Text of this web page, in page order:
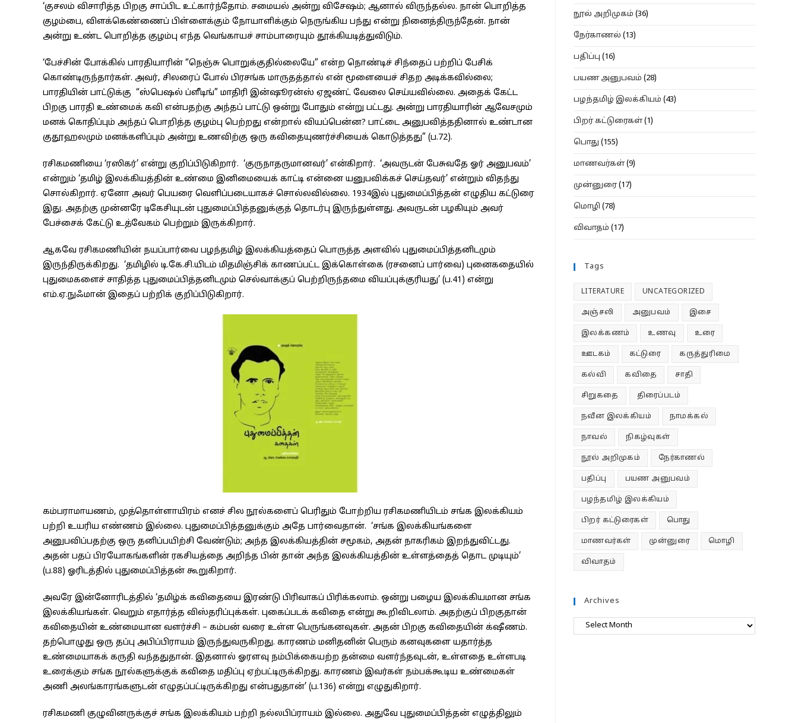
‘குசலம் விசாரித்த பிறகு சாப்பிட உட்கார்ந்தோம். சமையல் அன்று விசேஷம்; ஆனால் விருந்தல்ல. நான் பொறித்த
குழம்பை, விளக்கெண்ணைப் பிள்ளைக்கும் நோயாளிக்கும் நெருங்கிய பந்து என்று நினைத்திருந்தேன். நான்
அன்று உண்ட பொறித்த குழம்பு எந்த வெங்காயச் சாம்பாரையும் தூக்கியடித்துவிடும்.
‘பேச்சின் போக்கில் பாரதியாரின் “நெஞ்சு பொறுக்குதில்லையே” என்ற நொண்டிச் சிந்தைப் பற்றிப் பேசிக்
கொண்டிருந்தார்கள். அவர், சிலரைப் போல் பிரசங்க மாருதத்தால் என் மூளையைச் சிதற அடிக்கவில்லை;
பாரதியின் பாட்டுக்கு “ஸ்பெஷல் ப்ளீடிங்” மாதிரி இன்ஷூரன்ஸ் ஏஜண்ட் வேலை செய்யவில்லை. அதைக் கேட்ட
பிறகு பாரதி உண்மைக் கவி என்பதற்கு அந்தப் பாட்டு ஒன்று போதும் என்று பட்டது. அன்று பாரதியாரின் ஆவேசமும்
மனக் கொதிப்பும் அந்தப் பொறித்த குழம்பு பெற்றது என்றால் வியப்பென்ன? பாட்டை அனுபவித்ததினால் உண்டான
குதூஹலமும் மனக்களிப்பும் அன்று உணவிற்கு ஒரு கவிதையுணர்ச்சியைக் கொடுத்தது” (ப.72).
ரசிகமணியை ‘ரஸிகர்’ என்று குறிப்பிடுகிறார். ‘குருநாதருமானவர்’ என்கிறார். ‘அவருடன் பேசுவதே ஓர் அனுபவம்’
என்றும் ‘தமிழ் இலக்கியத்தின் உண்மை இனிமையைக் காட்டி என்னை யனுபவிக்கச் செய்தவர்’ என்றும் விதந்து
சொல்கிறார். ஏனோ அவர் பெயரை வெளிப்படையாகச் சொல்லவில்லை. 1934இல் புதுமைப்பித்தன் எழுதிய கட்டுரை
இது. அதற்கு முன்னரே டிகேசியுடன் புதுமைப்பித்தனுக்குத் தொடர்பு இருந்துள்ளது. அவருடன் பழகியும் அவர்
பேச்சைக் கேட்டு உத்வேகம் பெற்றும் இருக்கிறார்.
ஆகவே ரசிகமணியின் நயப்பார்வை பழந்தமிழ் இலக்கியத்தைப் பொருத்த அளவில் புதுமைப்பித்தனிடமும்
இருந்திருக்கிறது. ‘தமிழில் டி.கே.சி.யிடம் மிதமிஞ்சிக் காணப்பட்ட இக்கொள்கை (ரசனைப் பார்வை) புனைகதையில்
புதுமைகளைச் சாதித்த புதுமைப்பித்தனிடமும் செல்வாக்குப் பெற்றிருந்தமை வியப்புக்குரியது’ (ப.41) என்று
எம்.ஏ.நுஃமான் இதைப் பற்றிக் குறிப்பிடுகிறார்.
கம்பராமாயணம், முத்தொள்ளாயிரம் எனச் சில நூல்களைப் பெரிதும் போற்றிய ரசிகமணியிடம் சங்க இலக்கியம்
பற்றி உயரிய எண்ணம் இல்லை. புதுமைப்பித்தனுக்கும் அதே பார்வைதான். ‘சங்க இலக்கியங்களை
அனுபவிப்பதற்கு ஒரு தனிப்பயிற்சி வேண்டும்; அந்த இலக்கியத்தின் சமூகம், அதன் நாகரிகம் இறந்துவிட்டது.
அதன் பதப் பிரயோகங்களின் ரகசியத்தை அறிந்த பின் தான் அந்த இலக்கியத்தின் உள்ளத்தைத் தொட முடியும்’
(ப.88) ஓரிடத்தில் புதுமைப்பித்தன் கூறுகிறார்.
அவரே இன்னோரிடத்தில் ‘தமிழ்க் கவிதையை இரண்டு பிரிவாகப் பிரிக்கலாம். ஒன்று பழைய இலக்கியமான சங்க
இலக்கியங்கள். வெறும் எதார்த்த விஸ்தரிப்புக்கள். புகைப்படக் கவிதை என்று கூறிவிடலாம். அதற்குப் பிறகுதான்
கவிதையின் உண்மையான வளர்ச்சி – கம்பன் வரை உள்ள பெருங்கனவுகள். அதன் பிறகு கவிதையின் க்‌ஷீணம்.
தற்பொழுது ஒரு தப்பு அபிப்பிராயம் இருந்துவருகிறது. காரணம் மனிதனின் பெரும் கனவுகளை யதார்த்த
உண்மையாகக் கருதி வந்ததுதான். இதனால் ஓரளவு நம்பிக்கையற்ற தன்மை வளர்ந்தவுடன், உள்ளதை உள்ளபடி
உரைக்கும் சங்க நூல்களுக்குக் கவிதை மதிப்பு ஏற்பட்டிருக்கிறது. காரணம் இவர்கள் நம்பக்கூடிய உண்மைகள்
அணி அலங்காரங்களுடன் எழுதப்பட்டிருக்கிறது என்பதுதான்’ (ப.136) என்று எழுதுகிறார்.
ரசிகமணி குழுவினருக்குச் சங்க இலக்கியம் பற்றி நல்லபிப்ராயம் இல்லை. அதுவே புதுமைப்பித்தன் எழுத்திலும்
நூல் அறிமுகம் (36)
நேர்காணல் (13)
பதிப்பு (16)
பயண அனுபவம் (28)
பழந்தமிழ் இலக்கியம் (43)
பிறர் கட்டுரைகள்(1)
பொது (155)
மாணவர்கள்(9)
முன்னுரை(17)
மொழி (78)
விவாதம் (17)
Tags
LITERATURE UNCATEGORIZED
அஞ்சலி அனுபவம் இசை
இலக்கணம் உணவு உரை
ஊடகம் கட்டுரை கருத்துரிமை
கல்வி கவிதை சாதி
சிறுகதை திரைப்படம்
நவீன இலக்கியம் நாமக்கல்
நாவல் நிகழ்வுகள்
நூல் அறிமுகம் நேர்காணல்
பதிப்பு பயண அனுபவம்
பழந்தமிழ் இலக்கியம்
பிறர் கட்டுரைகள் பொது
மாணவர்கள் முன்னுரை மொழி
விவாதம்
Archives
Archives